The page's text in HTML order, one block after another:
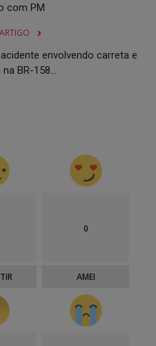
com PM
envolvendo carreta e
BR-158...
0
AMEI